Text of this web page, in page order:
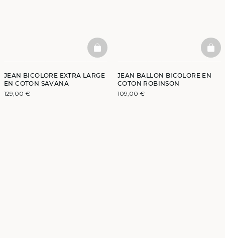
JEAN BICOLORE EXTRA LARGE
EN COTON SAVANA
129,00 €
BASKETFULL
JEAN BALLON BICOLORE EN
COTON ROBINSON
109,00 €